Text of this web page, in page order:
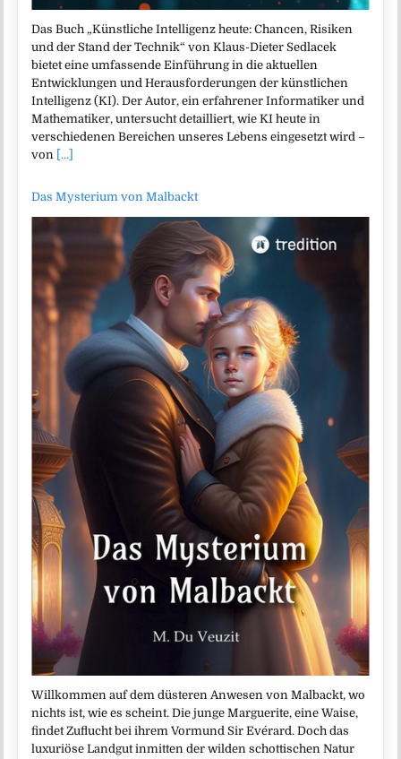
Das Buch „Künstliche Intelligenz heute: Chancen, Risiken
und der Stand der Technik“ von Klaus-Dieter Sedlacek
bietet eine umfassende Einführung in die aktuellen
Entwicklungen und Herausforderungen der künstlichen
Intelligenz (KI). Der Autor, ein erfahrener Informatiker und
Mathematiker, untersucht detailliert, wie KI heute in
verschiedenen Bereichen unseres Lebens eingesetzt wird –
von [...]
Das Mysterium von Malbackt
Willkommen auf dem düsteren Anwesen von Malbackt, wo
nichts ist, wie es scheint. Die junge Marguerite, eine Waise,
findet Zuflucht bei ihrem Vormund Sir Evérard. Doch das
luxuriöse Landgut inmitten der wilden schottischen Natur